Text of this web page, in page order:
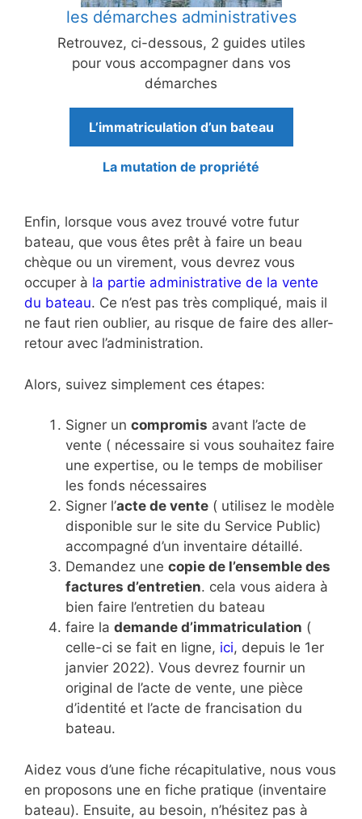
les démarches administratives
Retrouvez, ci-dessous, 2 guides utiles
pour vous accompagner dans vos
démarches
L’immatriculation d’un bateau
La mutation de propriété
Enfin, lorsque vous avez trouvé votre futur
bateau, que vous êtes prêt à faire un beau
chèque ou un virement, vous devrez vous
occuper à la partie administrative de la vente
du bateau. Ce n’est pas très compliqué, mais il
ne faut rien oublier, au risque de faire des aller-
retour avec l’administration.
Alors, suivez simplement ces étapes:
Signer un compromis avant l’acte de
vente ( nécessaire si vous souhaitez faire
une expertise, ou le temps de mobiliser
les fonds nécessaires
Signer l’acte de vente ( utilisez le modèle
disponible sur le site du Service Public)
accompagné d’un inventaire détaillé.
Demandez une copie de l’ensemble des
factures d’entretien. cela vous aidera à
bien faire l’entretien du bateau
faire la demande d’immatriculation (
celle-ci se fait en ligne, ici, depuis le 1er
janvier 2022). Vous devrez fournir un
original de l’acte de vente, une pièce
d’identité et l’acte de francisation du
bateau.
Aidez vous d’une fiche récapitulative, nous vous
en proposons une en fiche pratique (inventaire
bateau). Ensuite, au besoin, n’hésitez pas à